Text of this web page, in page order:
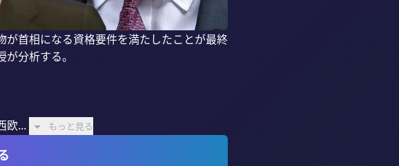
首相になる資格要件を満たしたことが最終
分析する。
欧...
もっと見る